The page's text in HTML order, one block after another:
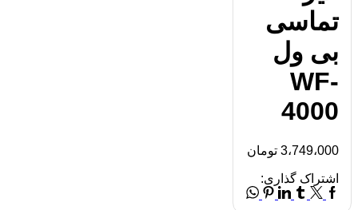
تماسی
بی ول
WF-
4000
3،749،000 تومان
اشتراک گذاری:
Twitter
Tumblr
Linkedin
Pinterest
Whatsapp